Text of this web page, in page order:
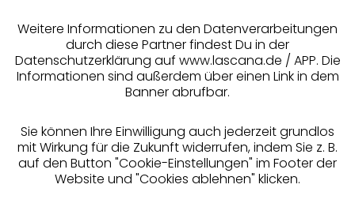
Weitere Informationen zu den Datenverarbeitungen
durch diese Partner findest Du in der
Datenschutzerklärung auf www.lascana.de / APP. Die
Informationen sind außerdem über einen Link in dem
Banner abrufbar.
Sie können Ihre Einwilligung auch jederzeit grundlos
mit Wirkung für die Zukunft widerrufen, indem Sie z. B.
auf den Button "Cookie-Einstellungen" im Footer der
Website und "Cookies ablehnen" klicken.